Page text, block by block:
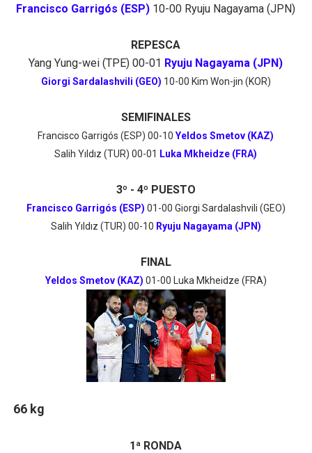
Francisco Garrigós (ESP) 10-00 Ryuju Nagayama (JPN)
REPESCA
Yang Yung-wei (TPE) 00-01 Ryuju Nagayama (JPN)
Giorgi Sardalashvili (GEO) 10-00 Kim Won-jin (KOR)
SEMIFINALES
Francisco Garrigós (ESP) 00-10Yeldos Smetov (KAZ)
Salih Yıldız (TUR) 00-01 Luka Mkheidze (FRA)
3º - 4º PUESTO
Francisco Garrigós (ESP) 01-00 Giorgi Sardalashvili (GEO)
Salih Yıldız (TUR) 00-10 Ryuju Nagayama (JPN)
FINAL
Yeldos Smetov (KAZ) 01-00 Luka Mkheidze (FRA)
66 kg
1ª RONDA